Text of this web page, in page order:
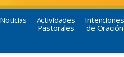
Noticias
Actividades
Pastorales
Intenciones
de Oración